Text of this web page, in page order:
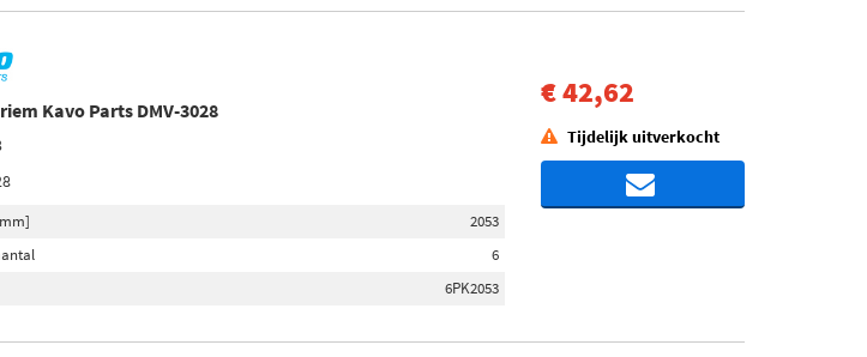
Kavo Parts DMV-3028
2053
6
6PK2053
€ 42,62
Tijdelijk uitverkocht